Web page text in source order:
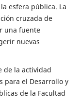
esfera pública. La
cruzada de
una fuente
nuevas
de la actividad
para el Desarrollo y
de la Facultad